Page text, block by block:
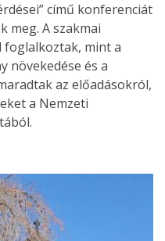
című konferenciát
meg. A szakmai
foglalkoztak, mint a
növekedése és a
az előadásokról,
a Nemzeti